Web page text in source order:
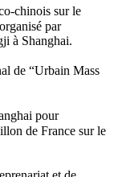
chinois sur le
par
à Shanghai.
de “Urbain Mass
pour
de France sur le